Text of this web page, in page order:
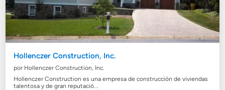
Hollenczer Construction, Inc.
por Hollenczer Construction, Inc.
Hollenczer Construction es una empresa de construcción de viviendas
talentosa y de gran reputació...